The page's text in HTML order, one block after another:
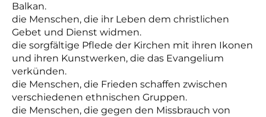
Balkan.
die Menschen, die ihr Leben dem christlichen
Gebet und Dienst widmen.
die sorgfältige Pflede der Kirchen mit ihren Ikonen
und ihren Kunstwerken, die das Evangelium
verkünden.
die Menschen, die Frieden schaffen zwischen
verschiedenen ethnischen Gruppen.
die Menschen, die gegen den Missbrauch von